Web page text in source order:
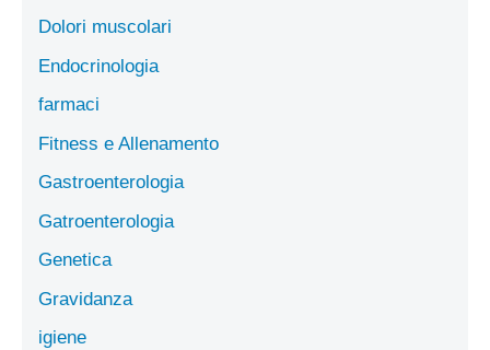
Dolori muscolari
Endocrinologia
farmaci
Fitness e Allenamento
Gastroenterologia
Gatroenterologia
Genetica
Gravidanza
igiene